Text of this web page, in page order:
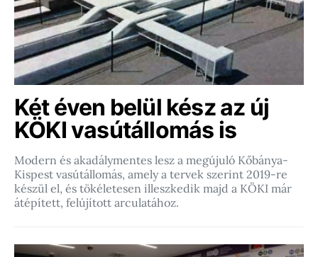
Két éven belül kész az új
KÖKI vasútállomás is
Modern és akadálymentes lesz a megújuló Kőbánya-
Kispest vasútállomás, amely a tervek szerint 2019-re
készül el, és tökéletesen illeszkedik majd a KÖKI már
átépített, felújított arculatához.